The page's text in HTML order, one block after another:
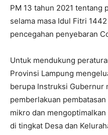
PM 13 tahun 2021 tentang
selama masa Idul Fitri
pencegahan penyebaran
Untuk mendukung
Provinsi Lampung
berupa Instruksi Gubernur
pemberlakuan
mikro dan
di tingkat Desa dan